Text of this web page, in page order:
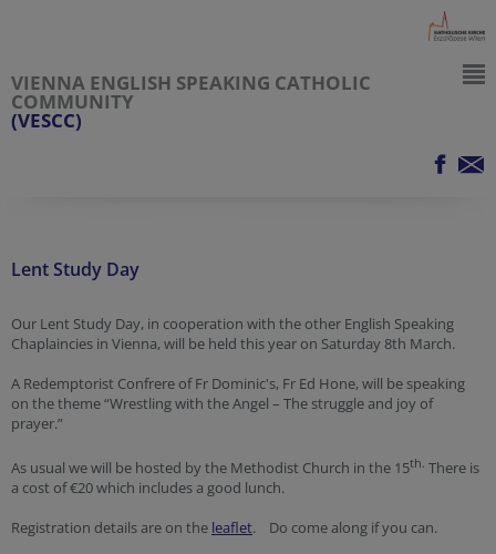
VIENNA ENGLISH SPEAKING CATHOLIC
COMMUNITY
(VESCC)
Lent Study Day
Our Lent Study Day, in cooperation with the other English Speaking
Chaplaincies in Vienna, will be held this year on Saturday 8th March.
A Redemptorist Confrere of Fr Dominic's, Fr Ed Hone, will be speaking
on the theme “Wrestling with the Angel – The struggle and joy of
prayer.”
As usual we will be hosted by the Methodist Church in the 15th. There is
a cost of €20 which includes a good lunch.
Registration details are on the leaflet. Do come along if you can.